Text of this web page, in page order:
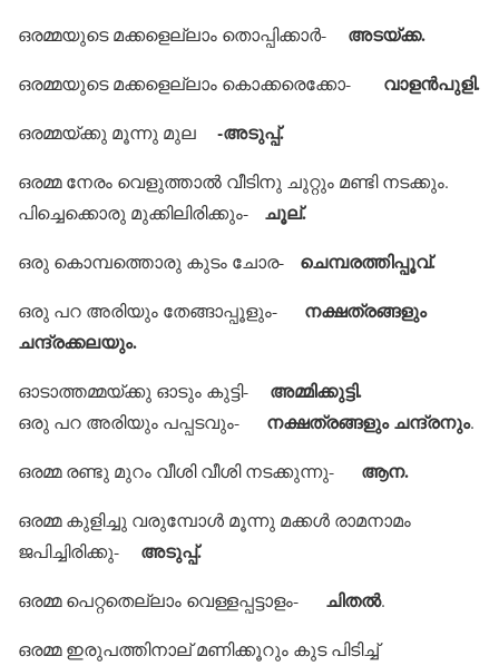
ഒരമ്മയുടെ മക്കളെല്ലാം തൊപ്പിക്കാര്‍- അടയ്ക്ക.
ഒരമ്മയുടെ മക്കളെല്ലാം കൊക്കരെക്കോ- വാളന്‍പുളി.
ഒരമ്മയ്ക്കു മൂന്നു മുല -അടുപ്പ്.
ഒരമ്മ നേരം വെളുത്താല്‍ വീടിനു ചുറ്റും മണ്ടി നടക്കും.
പിച്ചെക്കൊരു മുക്കിലിരിക്കും- ചൂല്.
ഒരു കൊമ്പത്തൊരു കുടം ചോര- ചെമ്പരത്തിപ്പൂവ്.
ഒരു പറ അരിയും തേങ്ങാപ്പൂളും- നക്ഷത്രങ്ങളും
ചന്ദ്രക്കലയും.
ഓടാത്തമ്മയ്ക്കു ഓടും കുട്ടി- അമ്മിക്കുട്ടി.
ഒരു പറ അരിയും പപ്പടവും- നക്ഷത്രങ്ങളും ചന്ദ്രനും.
ഒരമ്മ രണ്ടു മുറം വീശി വീശി നടക്കുന്നു- ആന.
ഒരമ്മ കുളിച്ചു വരുമ്പോള്‍ മൂന്നു മക്കള്‍ രാമനാമം
ജപിച്ചിരിക്കു- അടുപ്പ്.
ഒരമ്മ പെറ്റതെല്ലാം വെള്ളപ്പട്ടാളം- ചിതല്‍.
ഒരമ്മ ഇരുപത്തിനാല് മണിക്കൂറും കുട പിടിച്ച്